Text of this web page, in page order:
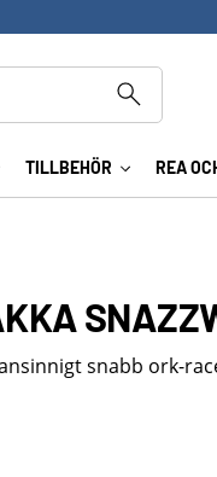
TILLBEHÖR REA
snabb ork-